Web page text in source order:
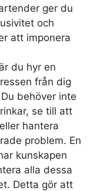
ger du
och
att imponera
du hyr en
från dig
behöver inte
se till att
hantera
problem. En
kunskapen
alla dessa
Detta gör att